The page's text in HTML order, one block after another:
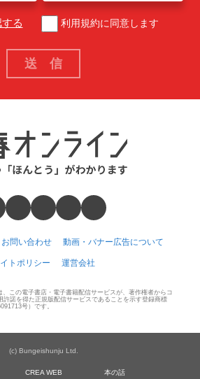
る 利用規約に同意します
お問い合わせ 動画・バナー広告について
トポリシー 運営会社
、この電子書店・電子書籍配信サービスが、著作権者からコ
許諾を得た正規版配信サービスであることを示す登録商標
号）です。
(c) Bungeishunju Ltd.
CREA WEB 本の話